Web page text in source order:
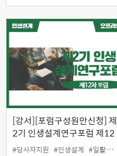
[강서][포럼구성원만신청] 제
2기 인생설계연구포럼 제12
차포럼
#당사자지원 #인생설계 #일활동지원